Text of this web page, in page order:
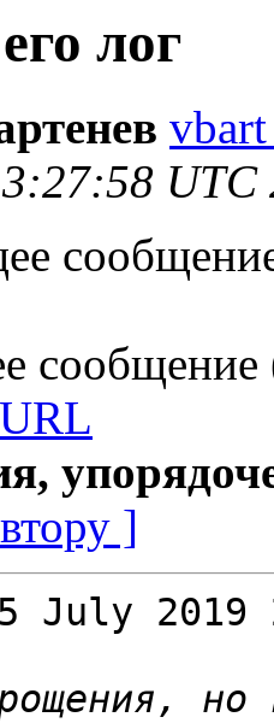
лог
UTC
сообщение
]
July
но